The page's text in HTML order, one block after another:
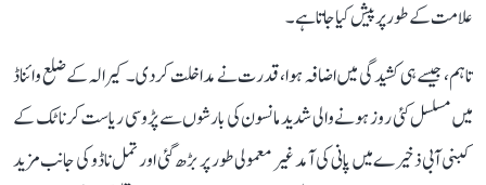
علامت کے طور پر پیش کیا جاتا ہے۔
تاہم، جیسے ہی کشیدگی میں اضافہ ہوا، قدرت نے مداخلت کر دی۔ کیرالہ کے ضلع وائناڈ
میں مسلسل کئی روز ہونے والی شدید مانسون کی بارشوں سے پڑوسی ریاست کرناٹک کے
کبنی آبی ذخیرے میں پانی کی آمد غیر معمولی طور پر بڑھ گئی اور تمل ناڈو کی جانب مزید